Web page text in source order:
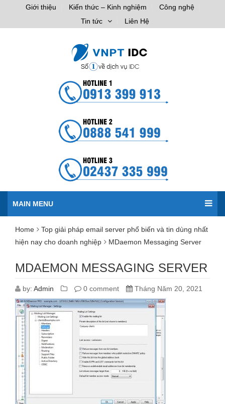
Giới thiệu Kiến thức – Kinh nghiệm
Công nghệ
Tin tức
Liên Hệ
MAIN MENU
Home
Top giải pháp email server phổ biến và tin dùng nhất
hiện nay cho doanh nghiệp
MDaemon Messaging Server
MDAEMON MESSAGING SERVER
by: Admin 0 comment Tháng Năm 20, 2021